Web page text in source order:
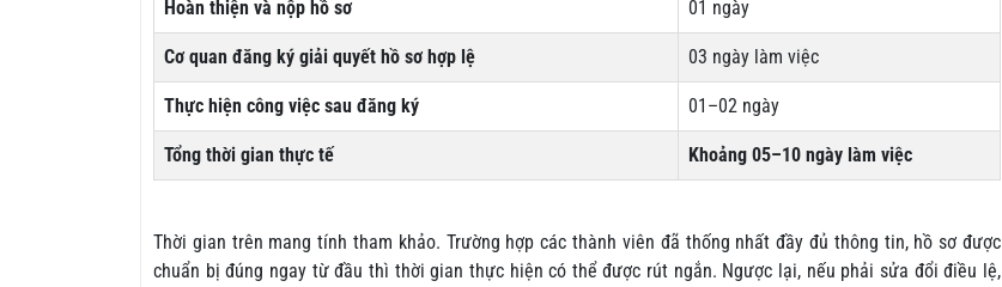
Hoàn thiện và nộp hồ sơ 01 ngày
Cơ quan đăng ký giải quyết hồ sơ hợp lệ 03 ngày làm việc
Thực hiện công việc sau đăng ký 01–02 ngày
Tổng thời gian thực tế Khoảng 05–10 ngày làm việc
Thời gian trên mang tính tham khảo. Trường hợp các thành viên đã thống nhất đầy đủ thông tin, hồ sơ được
chuẩn bị đúng ngay từ đầu thì thời gian thực hiện có thể được rút ngắn. Ngược lại, nếu phải sửa đổi điều lệ,